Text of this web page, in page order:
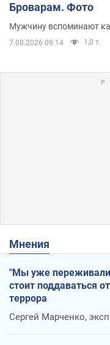
Броварам. Фото
Мужчину вспоминают
7.08.2026 09:14 1,0 т.
Мнения
"Мы уже переживали
стоит поддаваться
террора
Сергей Марченко,